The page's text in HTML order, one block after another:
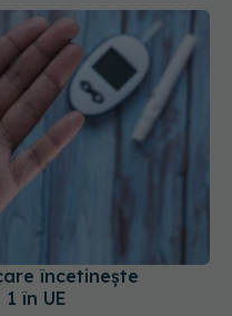
încetinește
în UE